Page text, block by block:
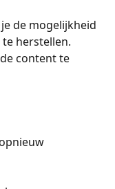
de mogelijkheid
herstellen.
content te